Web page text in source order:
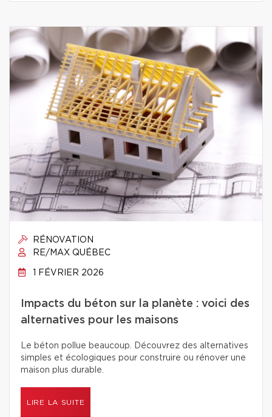
RÉNOVATION
RE/MAX QUÉBEC
1 FÉVRIER 2026
Impacts du béton sur la planète : voici des
alternatives pour les maisons
Le béton pollue beaucoup. Découvrez des alternatives
simples et écologiques pour construire ou rénover une
maison plus durable.
LIRE LA SUITE